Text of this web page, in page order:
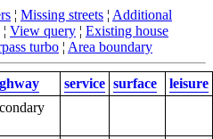
¦ Missing streets ¦ Additional
¦ View query ¦ Existing house
turbo ¦ Area boundary
service surface
leisure